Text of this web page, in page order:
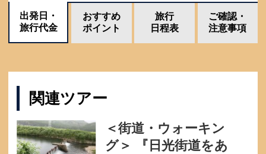
出発日・
旅行代金
おすすめ
ポイント
旅行
日程表
ご確認・
注意事項
関連ツアー
＜街道・ウォーキン
グ＞ 『日光街道をあ